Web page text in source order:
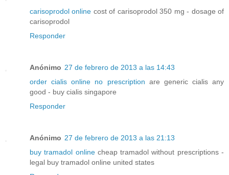
carisoprodol online cost of carisoprodol 350 mg - dosage of
carisoprodol
Responder
Anónimo 27 de febrero de 2013 a las 14:43
order cialis online no prescription are generic cialis any
good - buy cialis singapore
Responder
Anónimo 27 de febrero de 2013 a las 21:13
buy tramadol onlinecheap tramadol without prescriptions -
legal buy tramadol online united states